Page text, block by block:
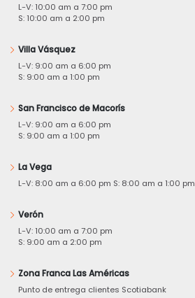
L-V: 10:00 am a 7:00 pm
S: 10:00 am a 2:00 pm
Villa Vásquez
L-V: 9:00 am a 6:00 pm
S: 9:00 am a 1:00 pm
San Francisco de Macorís
L-V: 9:00 am a 6:00 pm
S: 9:00 am a 1:00 pm
La Vega
L-V: 8:00 am a 6:00 pm S: 8:00 am a 1:00 pm
Verón
L-V: 10:00 am a 7:00 pm
S: 9:00 am a 2:00 pm
Zona Franca Las Américas
Punto de entrega clientes Scotiabank